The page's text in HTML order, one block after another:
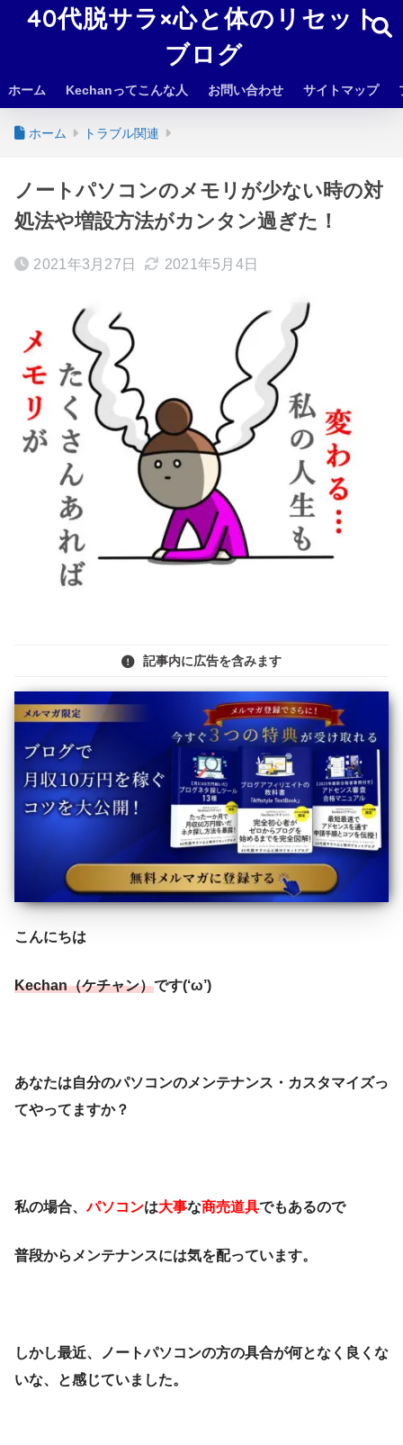
40代脱サラ×心と体のリセット
ブログ
ホーム Kechanってこんな人 お問い合わせ サイトマップ
ホーム トラブル関連
ノートパソコンのメモリが少ない時の対
処法や増設方法がカンタン過ぎた！
2021年3月27日 2021年5月4日
記事内に広告を含みます
こんにちは
Kechan（ケチャン）です(‘ω’)
あなたは自分のパソコンのメンテナンス・カスタマイズっ
てやってますか？
私の場合、パソコンは大事な商売道具でもあるので
普段からメンテナンスには気を配っています。
しかし最近、ノートパソコンの方の具合が何となく良くな
いな、と感じていました。